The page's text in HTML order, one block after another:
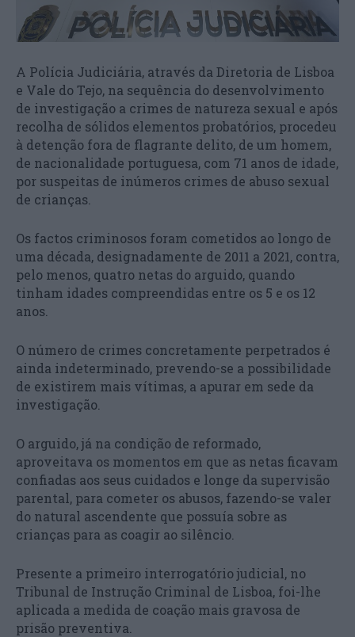
A Polícia Judiciária, através da Diretoria de Lisboa
e Vale do Tejo, na sequência do desenvolvimento
de investigação a crimes de natureza sexual e após
recolha de sólidos elementos probatórios, procedeu
à detenção fora de flagrante delito, de um homem,
de nacionalidade portuguesa, com 71 anos de idade,
por suspeitas de inúmeros crimes de abuso sexual
de crianças.
Os factos criminosos foram cometidos ao longo de
uma década, designadamente de 2011 a 2021, contra,
pelo menos, quatro netas do arguido, quando
tinham idades compreendidas entre os 5 e os 12
anos.
O número de crimes concretamente perpetrados é
ainda indeterminado, prevendo-se a possibilidade
de existirem mais vítimas, a apurar em sede da
investigação.
O arguido, já na condição de reformado,
aproveitava os momentos em que as netas ficavam
confiadas aos seus cuidados e longe da supervisão
parental, para cometer os abusos, fazendo-se valer
do natural ascendente que possuía sobre as
crianças para as coagir ao silêncio.
Presente a primeiro interrogatório judicial, no
Tribunal de Instrução Criminal de Lisboa, foi-lhe
aplicada a medida de coação mais gravosa de
prisão preventiva.